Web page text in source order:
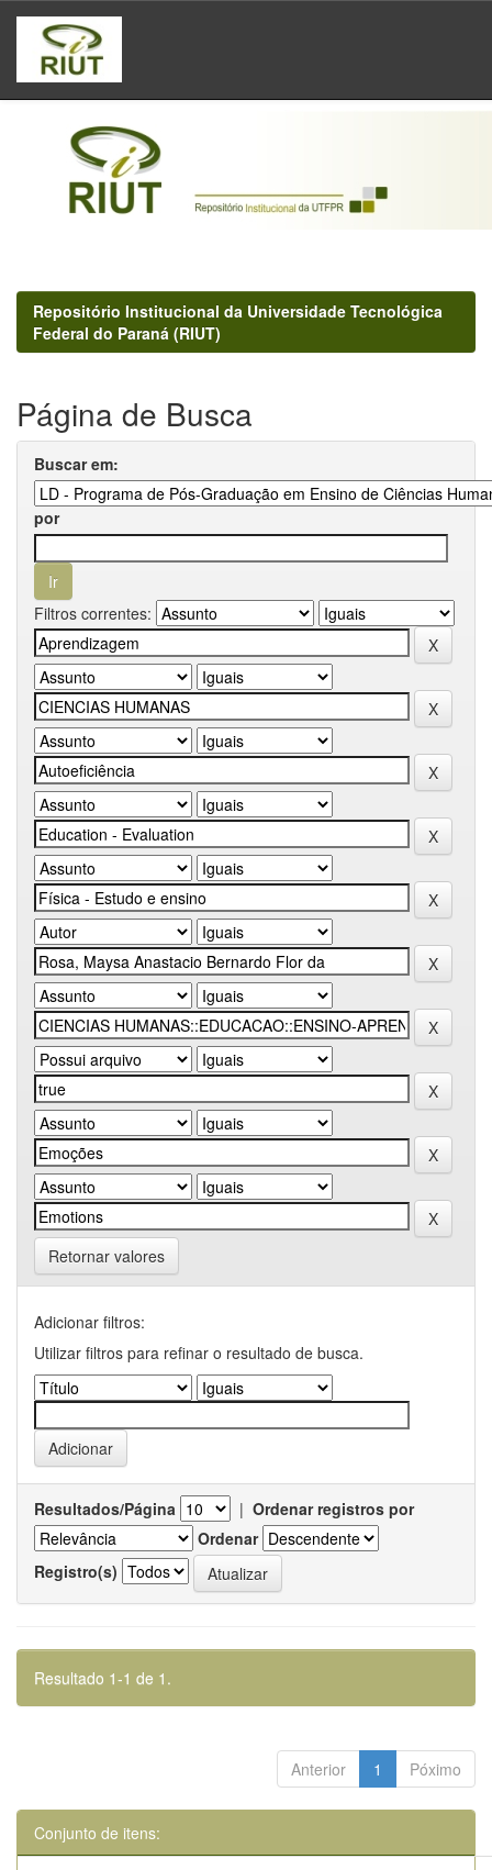
Skip
navigation
Repositório Institucional da Universidade Tecnológica
Federal do Paraná (RIUT)
Página de Busca
Buscar em:
por
Filtros correntes:
Retornar valores
Adicionar filtros:
Utilizar filtros para refinar o resultado de busca.
Resultados/Página | Ordenar registros por
Ordenar
Registro(s)
Resultado 1-1 de 1.
Anterior 1 Póximo
Conjunto de itens: